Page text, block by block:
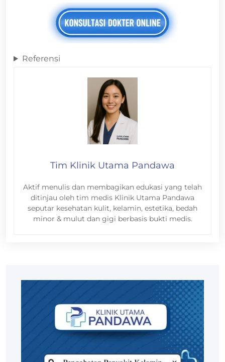
Referensi
Tim Klinik Utama Pandawa
Aktif menulis dan membagikan edukasi yang telah
ditinjau oleh tim medis Klinik Utama Pandawa
seputar kesehatan kulit, kelamin, estetika, bedah
minor & mulut dan gigi berbasis bukti medis.